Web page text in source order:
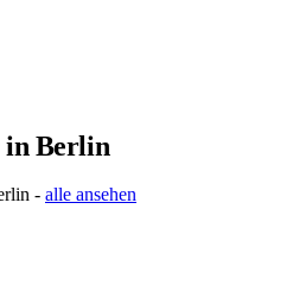
in Berlin
- alle ansehen